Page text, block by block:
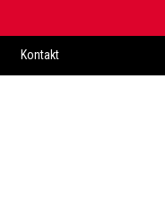
Kontakt